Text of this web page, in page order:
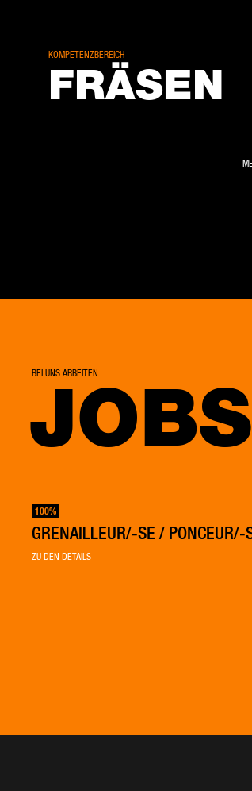
KOMPETENZBEREICH
FRÄ­SEN
BEI UNS ARBEITEN
JOBS
100%
GRENAILLEUR/-SE / PONCEUR/-
ZU DEN DETAILS